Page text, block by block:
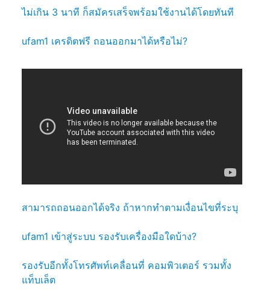
ไม่เกิน 3 นาที ก็สมัครเสร็จพร้อมใช้งานได้โดยทันที
ufam1 เครดิตฟรี ถอนออกมาได้หรือไม่?
สามารถถอนออกได้จริง ถ้าหากทำตามเงื่อนไขที่ระบุ
ufam1 เข้าสู่ระบบ รองรับเครื่องมือใดบ้าง?
รองรับอีกทั้งโทรศัพท์เคลื่อนที่ คอมพิวเตอร์ รวมทั้ง
แท็บเล็ต